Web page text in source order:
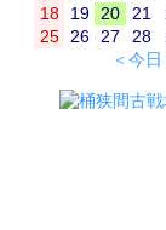
18
19 20 21
25
26 27 28
＜今日